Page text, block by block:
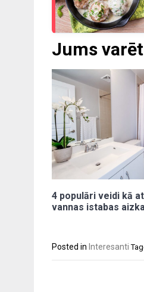
Jums
4 populāri veidi kā
vannas istabas
Posted in Interesanti